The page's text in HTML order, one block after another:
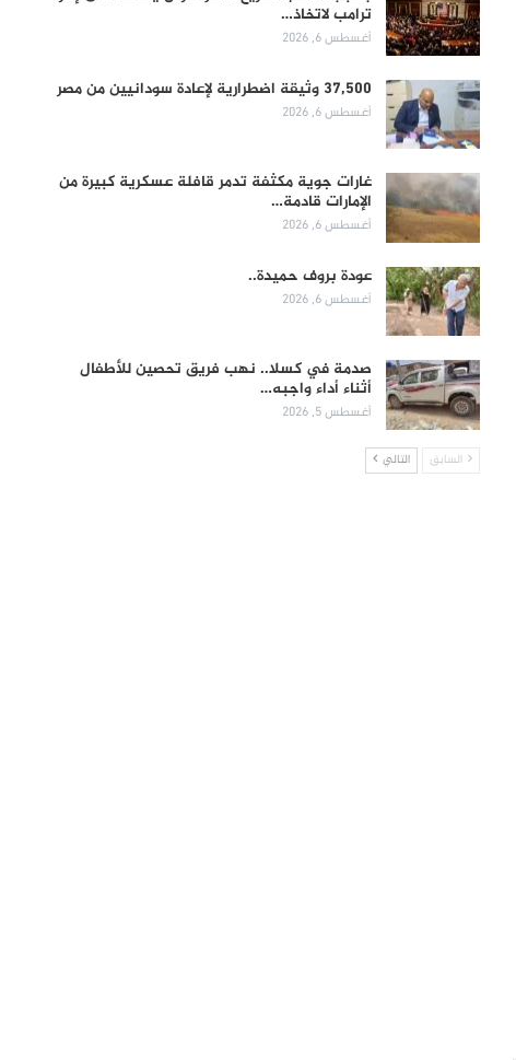
ترامب لاتخاذ…
أغسطس 6, 2026
37,500 وثيقة اضطرارية لإعادة سودانيين من مصر
أغسطس 6, 2026
غارات جوية مكثفة تدمر قافلة عسكرية كبيرة من
الإمارات قادمة…
أغسطس 6, 2026
عودة بروف حميدة..
أغسطس 6, 2026
صدمة في كسلا.. نهب فريق تحصين للأطفال
أثناء أداء واجبه…
أغسطس 5, 2026
السابق التالي